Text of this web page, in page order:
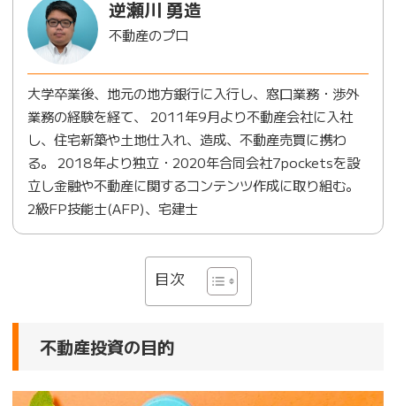
逆瀬川 勇造
不動産のプロ
大学卒業後、地元の地方銀行に入行し、窓口業務・渉外
業務の経験を経て、 2011年9月より不動産会社に入社
し、住宅新築や土地仕入れ、造成、不動産売買に携わ
る。 2018年より独立・2020年合同会社7pocketsを設
立し金融や不動産に関するコンテンツ作成に取り組む。
2級FP技能士(AFP)、宅建士
目次
不動産投資の目的